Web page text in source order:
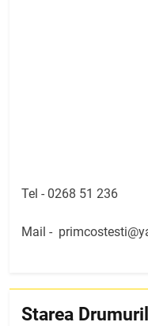
Tel - 0268 51 236
Mail -
Starea